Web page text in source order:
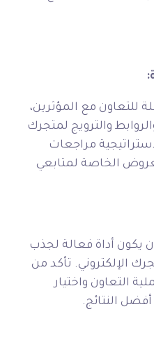
للتعاون مع المؤثرين،
والترويج لمتجرك
مراجعات
الخاصة لمتابعي
يكون أداة فعالة لجذب
الإلكتروني. تأكد من
التعاون واختيار
النتائج.